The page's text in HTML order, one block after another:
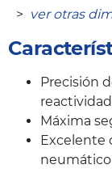
> ver otras
Precisión
Máxima
Excelente